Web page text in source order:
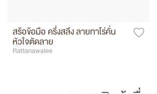
สร้อข้อมือ ครึ่งสลึง ลายทาโร่คั่น
หัวใจตัดลาย
Rattanawalee